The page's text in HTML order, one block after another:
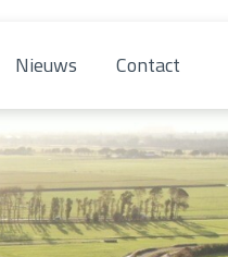
Nieuws Contact